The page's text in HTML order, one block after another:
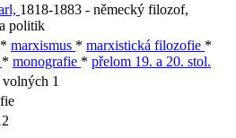
1818-1883 - německý filozof,
politik
* marxismus * marxistická filozofie *
* monografie * přelom 19. a 20. stol.
1